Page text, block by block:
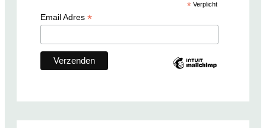
*Verplicht
Email Adres *